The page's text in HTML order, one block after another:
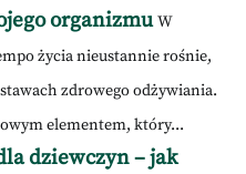
organizmu W
życia nieustannie rośnie,
zdrowego odżywiania.
elementem, który...
dziewczyn – jak